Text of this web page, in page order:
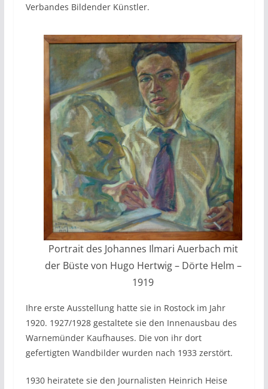
Verbandes Bildender Künstler.
Portrait des Johannes Ilmari Auerbach mit
der Büste von Hugo Hertwig – Dörte Helm –
1919
Ihre erste Ausstellung hatte sie in Rostock im Jahr
1920. 1927/1928 gestaltete sie den Innenausbau des
Warnemünder Kaufhauses. Die von ihr dort
gefertigten Wandbilder wurden nach 1933 zerstört.
1930 heiratete sie den Journalisten Heinrich Heise